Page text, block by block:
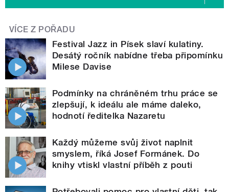
VÍCE Z POŘADU
Festival Jazz in Písek slaví kulatiny.
Desátý ročník nabídne třeba připomínku
Milese Davise
Podmínky na chráněném trhu práce se
zlepšují, k ideálu ale máme daleko,
hodnotí ředitelka Nazaretu
Každý můžeme svůj život naplnit
smyslem, říká Josef Formánek. Do
knihy vtiskl vlastní příběh z pouti